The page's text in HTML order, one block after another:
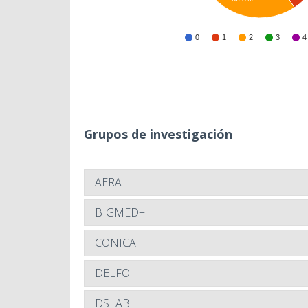
0 1 2 3 4
Grupos de investigación
AERA
BIGMED+
CONICA
DELFO
DSLAB